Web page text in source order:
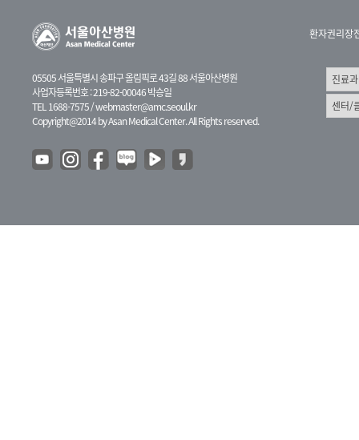
05505 서울특별시 송파구 올림픽로 43길 88 서울아산병원
사업자등록번호 : 219-82-00046 박승일
TEL 1688-7575 /webmaster@amc.seoul.kr
Copyright@2014 by Asan Medical Center. All Rights reserved.
환자권리장